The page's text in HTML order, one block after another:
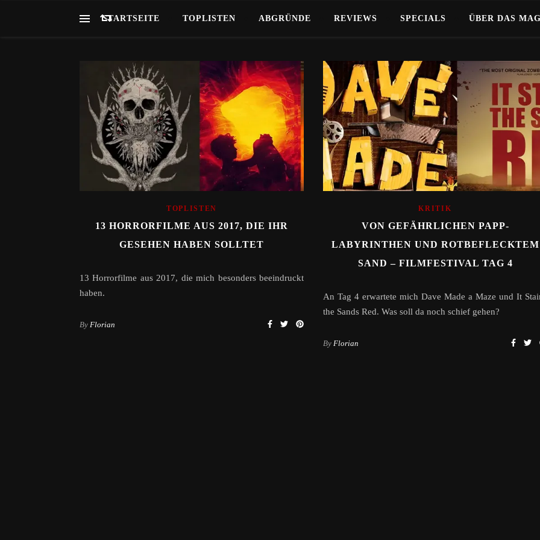
STARTSEITE TOPLISTEN ABGRÜNDE REVIEWS SPECIALS ÜBER DAS
TOPLISTEN
13 HORRORFILME AUS 2017, DIE IHR
GESEHEN HABEN SOLLTET
13 Horrorfilme aus 2017, die mich besonders beeindruckt
haben.
By Florian
KRITIK
VON GEFÄHRLICHEN PAPP-
LABYRINTHEN UND ROTBEFLECKTEM
SAND – FILMFESTIVAL TAG 4
An Tag 4 erwartete mich Dave Made a Maze und It
the Sands Red. Was soll da noch schief gehen?
By Florian